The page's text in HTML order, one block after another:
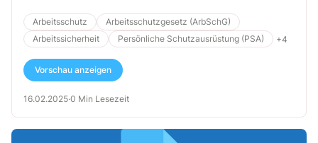
Arbeitsschutz
Arbeitsschutzgesetz (ArbSchG)
Arbeitssicherheit
Persönliche Schutzausrüstung (PSA) +4
Vorschau anzeigen
16.02.2025·0 Min Lesezeit